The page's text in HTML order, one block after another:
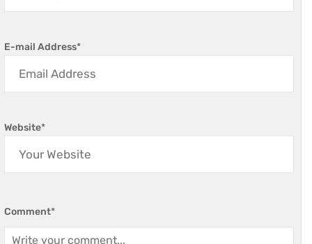
E-mail Address*
Website*
Comment*